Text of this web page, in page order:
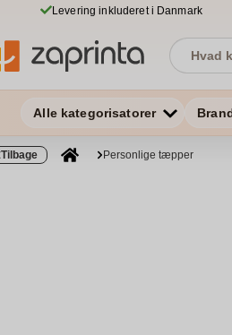
Levering inkluderet i Danmark
Alle kategorisatorer
Tilbage Personlige tæpper